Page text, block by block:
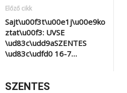
Előző cikk
Sajt\u00f3t\u00e1j\u00e9ko
ztat\u00f3: UVSE
\ud83c\udd9aSZENTES
\ud83c\udfd0 16-7…
SZENTES